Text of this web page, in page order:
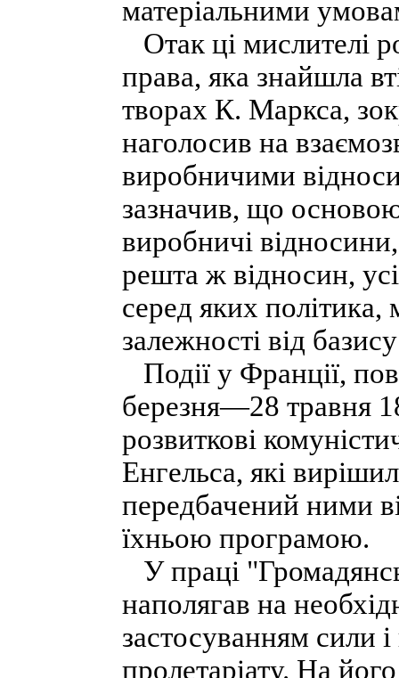
матеріальними
Отак ці мислителі
права, яка знайшла
творах К. Маркса,
наголосив на
виробничими
зазначив, що
виробничі
решта ж відносин,
серед яких політика,
залежності від
Події у Франції,
березня—28 травня
розвиткові
Енгельса, які
передбачений ними
їхньою програмою.
У праці
наполягав на
застосуванням сили
пролетаріату. На